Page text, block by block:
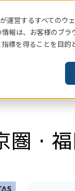
が運営するすべてのウ
報は、お客様のブラ
標を得ることを目的
コラム・レポート
圏・